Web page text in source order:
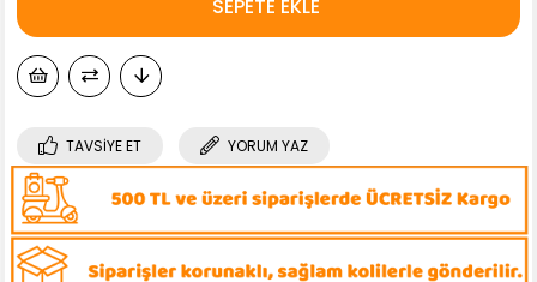
TAVSIYE ET YORUM YAZ